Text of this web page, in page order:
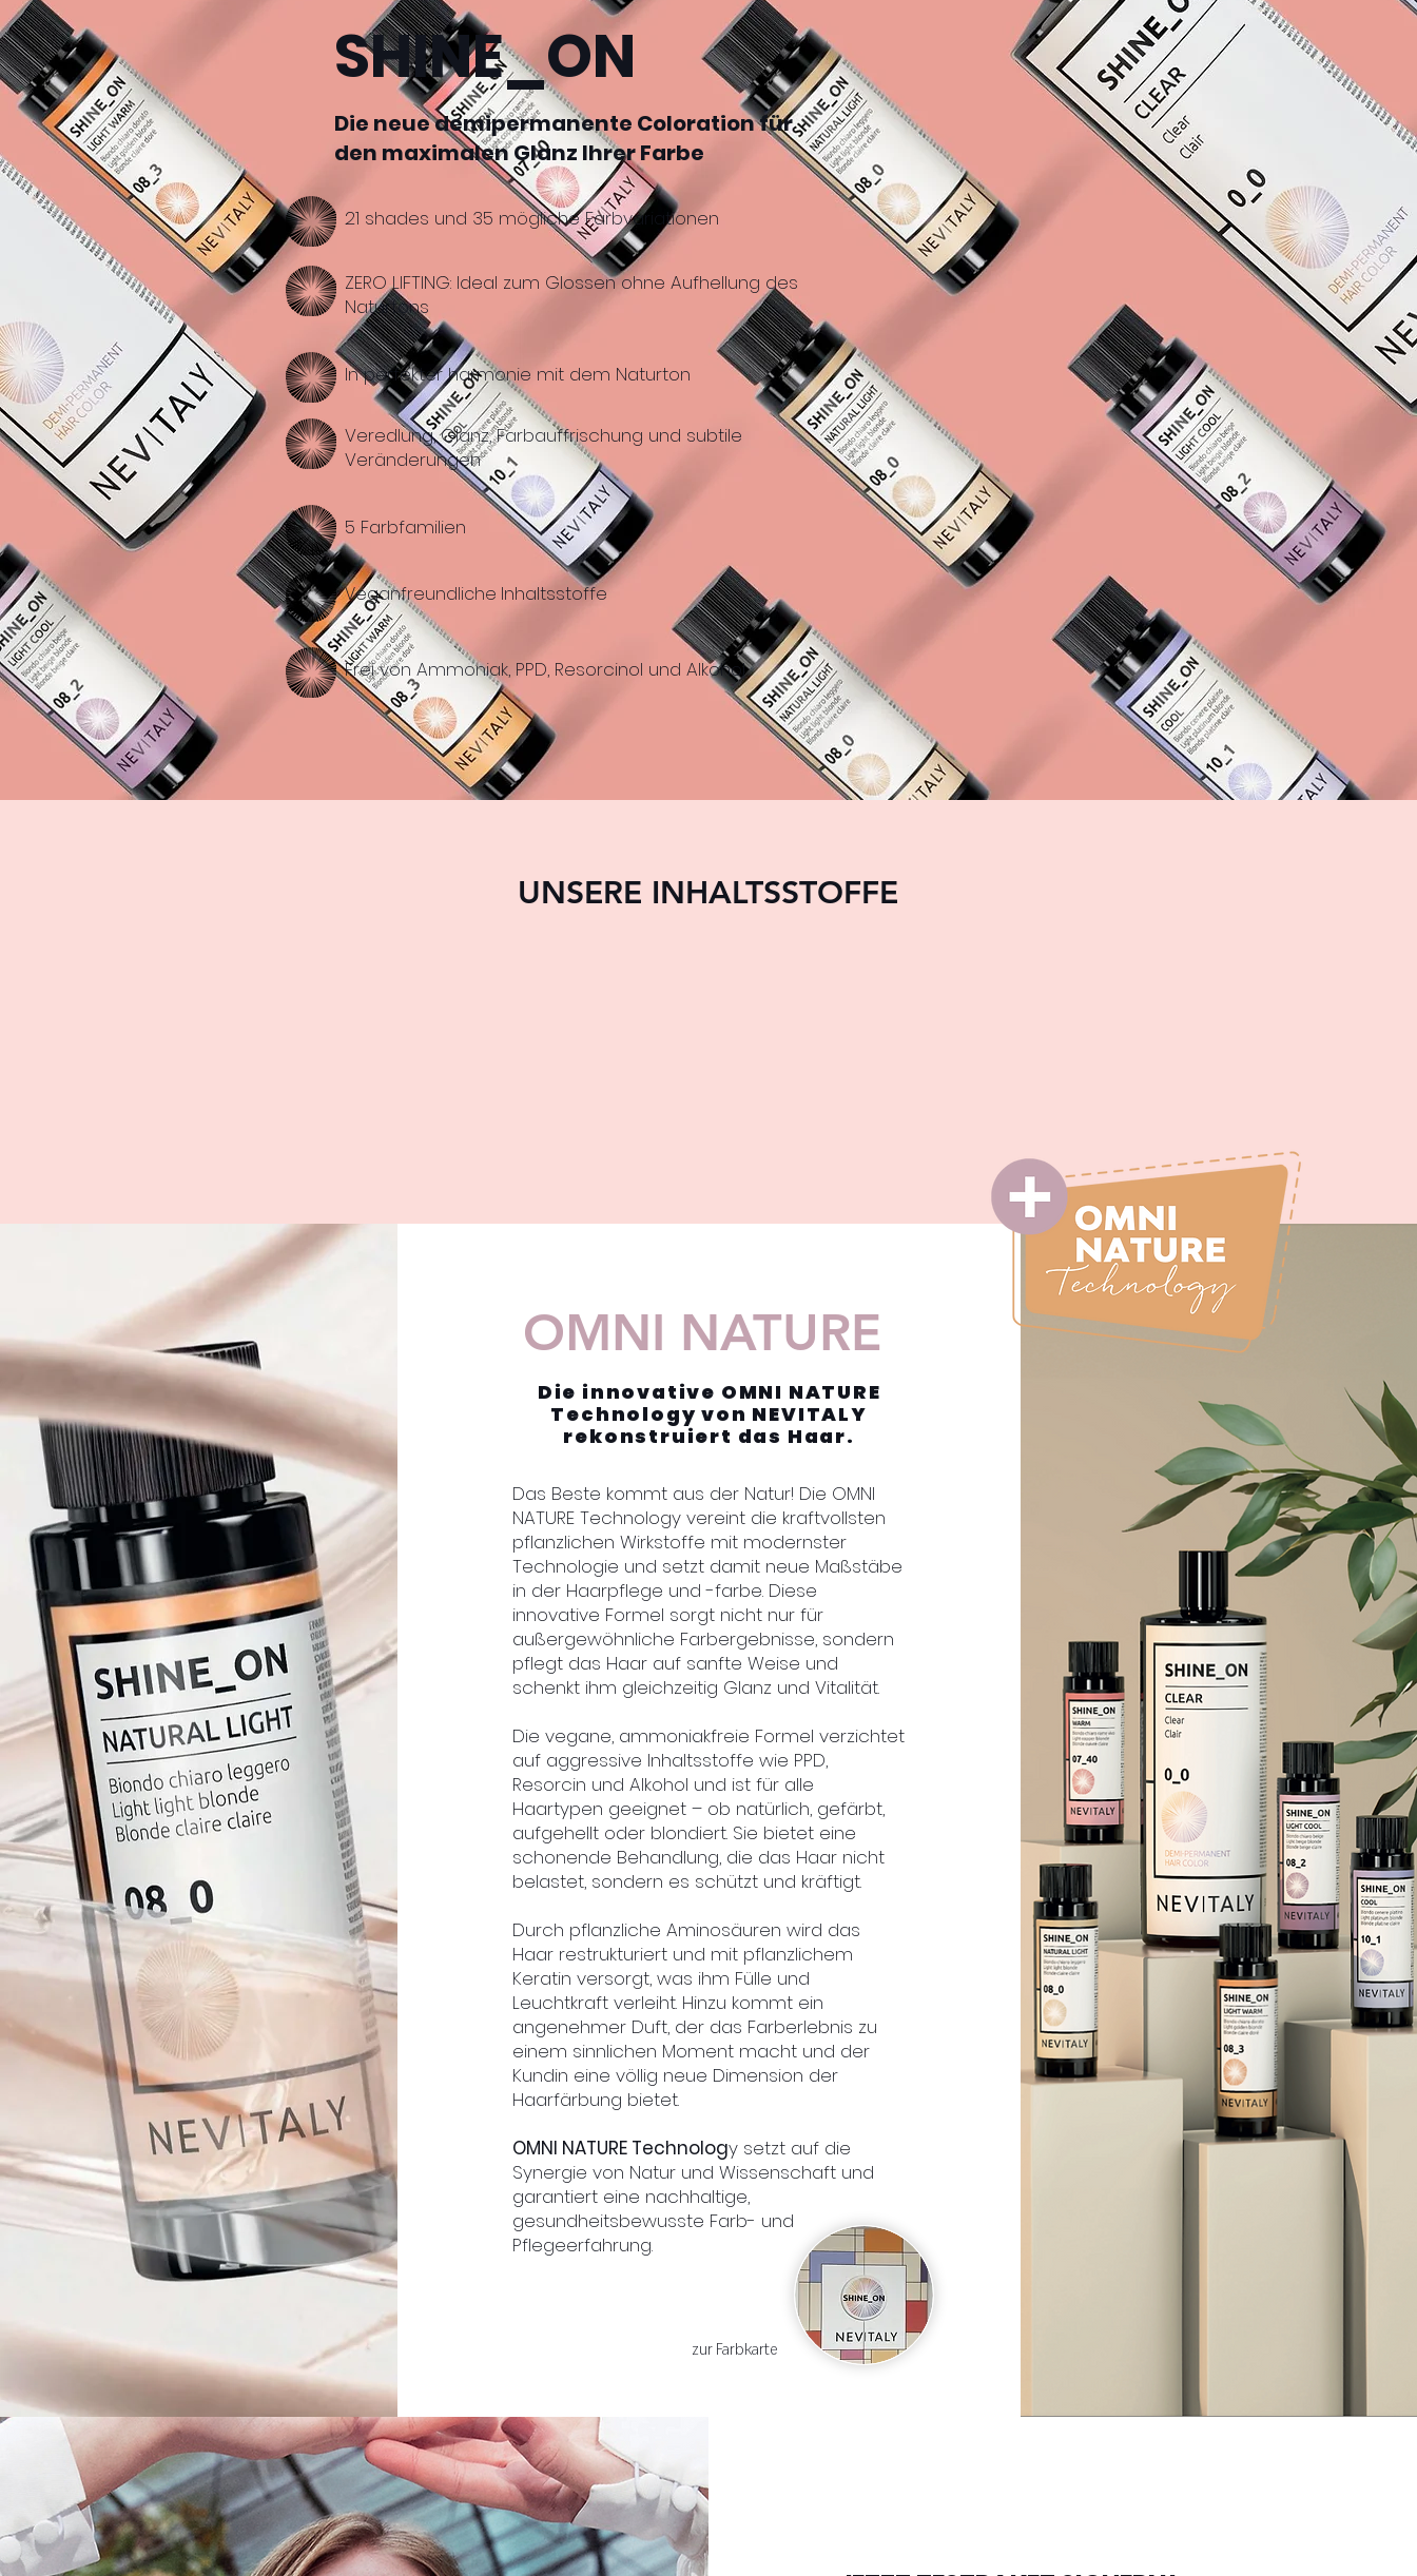
SHINE_ON
Die neue demipermanente Coloration für
den maximalen Glanz Ihrer Farbe
21 shades und 35 mögliche Farbvariationen
ZERO LIFTING: Ideal zum Glossen ohne Aufhellung des
Naturtons
In perfekter harmonie mit dem Naturton
Veredlung, Glanz, Farbauffrischung und subtile
Veränderungen
5 Farbfamilien
Veganfreundliche Inhaltsstoffe
Frei von Ammoniak, PPD, Resorcinol und Alkohol
UNSERE INHALTSSTOFFE
OMNI NATURE
Die innovative OMNI NATURE
Technology von NEVITALY
rekonstruiert das Haar.
Das Beste kommt aus der Natur! Die OMNI
NATURE Technology vereint die kraftvollsten
pflanzlichen Wirkstoffe mit modernster
Technologie und setzt damit neue Maßstäbe
in der Haarpflege und -farbe. Diese
innovative Formel sorgt nicht nur für
außergewöhnliche Farbergebnisse, sondern
pflegt das Haar auf sanfte Weise und
schenkt ihm gleichzeitig Glanz und Vitalität.
Die vegane, ammoniakfreie Formel verzichtet
auf aggressive Inhaltsstoffe wie PPD,
Resorcin und Alkohol und ist für alle
Haartypen geeignet – ob natürlich, gefärbt,
aufgehellt oder blondiert. Sie bietet eine
schonende Behandlung, die das Haar nicht
belastet, sondern es schützt und kräftigt.
Durch pflanzliche Aminosäuren wird das
Haar restrukturiert und mit pflanzlichem
Keratin versorgt, was ihm Fülle und
Leuchtkraft verleiht. Hinzu kommt ein
angenehmer Duft, der das Farberlebnis zu
einem sinnlichen Moment macht und der
Kundin eine völlig neue Dimension der
Haarfärbung bietet.
OMNI NATURE Technology setzt auf die
Synergie von Natur und Wissenschaft und
garantiert eine nachhaltige,
gesundheitsbewusste Farb- und
Pflegeerfahrung.
zur Farbkarte